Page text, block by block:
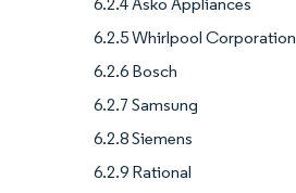
6.2.5 Whirlpool Corporation
6.2.6 Bosch
6.2.7 Samsung
6.2.8 Siemens
6.2.9 Rational